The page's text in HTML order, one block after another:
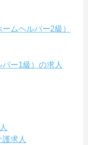
ムヘルパー2級）
ー1級）の求人
求人